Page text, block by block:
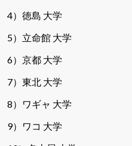
4）徳島 大学
5）立命館 大学
6）京都 大学
7）東北 大学
8）ワギャ 大学
9）ワコ 大学